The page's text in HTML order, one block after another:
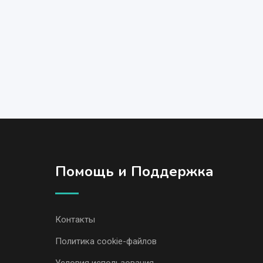
Помощь и Поддержка
Контакты
Политика cookie-файлов